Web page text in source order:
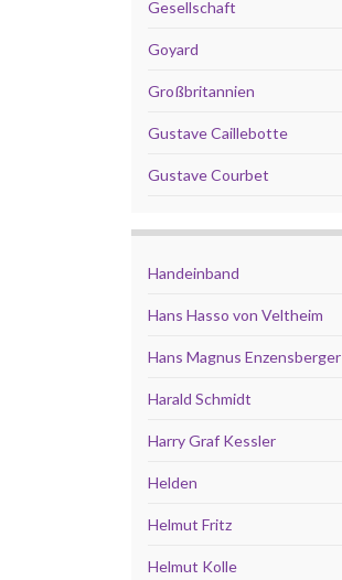
Gesellschaft
Goyard
Großbritannien
Gustave Caillebotte
Gustave Courbet
Handeinband
Hans Hasso von Veltheim
Hans Magnus Enzensberger
Harald Schmidt
Harry Graf Kessler
Helden
Helmut Fritz
Helmut Kolle